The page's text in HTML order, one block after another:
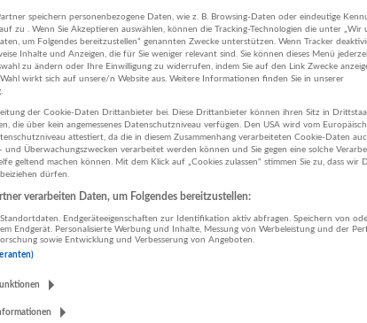
5 km
Kundenbetreuung
und Erholung Unternehmen
CONSULTING
Bergheim bei Salzburg
| Finanz- und Versicherungsleistungen |
| Herstellung von Waren | IT-Dienstleistungen |
speichern personenbezogene Daten, wie z. B. Browsing-Daten oder eindeutige
zu . Wenn Sie Akzeptieren auswählen, können die Tracking-Technologien die unter „Wir
um Folgendes bereitzustellen“ genannten Zwecke unterstützen. Wenn Tracker
Inhalte und Anzeigen, die für Sie weniger relevant sind. Sie können dieses Menü
zu ändern oder Ihre Einwilligung zu widerrufen, indem Sie auf den Link Zwecke
wirkt sich auf unsere/n Website aus. Weitere Informationen finden Sie in unserer
der Cookie-Daten Drittanbieter bei. Diese Drittanbieter können ihren Sitz in
die über kein angemessenes Datenschutzniveau verfügen. Den USA wird vom
attestiert, da die in diesem Zusammenhang verarbeiteten Cookie-Daten
und Überwachungszwecken verarbeitet werden können und Sie gegen eine solche
geltend machen können. Mit dem Klick auf „Cookies zulassen“ stimmen Sie zu, dass wir
dürfen.
verarbeiten Daten, um Folgendes bereitzustellen:
Endgeräteeigenschaften zur Identifikation aktiv abfragen. Speichern von
Endgerät. Personalisierte Werbung und Inhalte, Messung von Werbeleistung und der
sowie Entwicklung und Verbesserung von Angeboten.